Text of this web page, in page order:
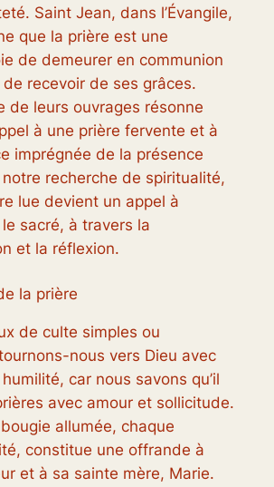
Saint Jean, dans l’Évangile,
que la prière est une
de demeurer en communion
recevoir de ses grâces.
de leurs ouvrages résonne
à une prière fervente et à
imprégnée de la présence
recherche de spiritualité,
lue devient un appel à
le sacré, à travers la
et la réflexion.
la prière
de culte simples ou
nous vers Dieu avec
car nous savons qu’il
avec amour et sollicitude.
allumée, chaque
constitue une offrande à
et à sa sainte mère, Marie.